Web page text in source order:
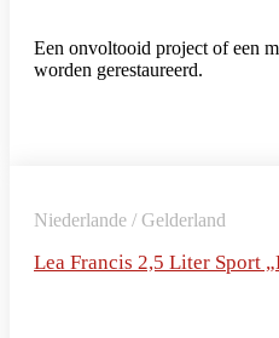
Een onvoltooid project of een
worden gerestaureerd.
Niederlande / Gelderland
Lea Francis 2,5 Liter Sport